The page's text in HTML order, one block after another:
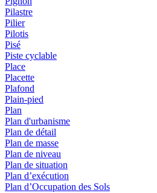
Pilastre
Pilier
Pilotis
Pisé
Piste cyclable
Place
Placette
Plafond
Plain-pied
Plan
Plan d'urbanisme
Plan de détail
Plan de masse
Plan de niveau
Plan de situation
Plan d’exécution
Plan d’Occupation des Sols